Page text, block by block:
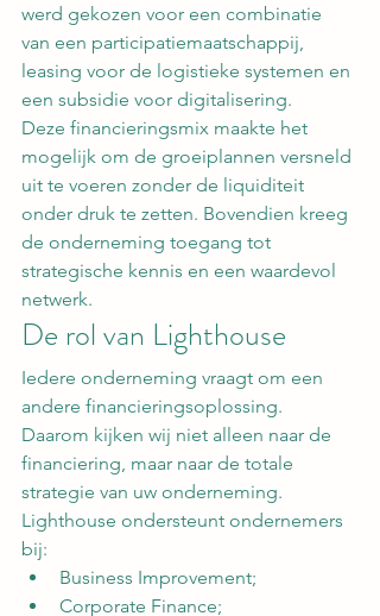
werd gekozen voor een combinatie
van een participatiemaatschappij,
leasing voor de logistieke systemen en
een subsidie voor digitalisering.
Deze financieringsmix maakte het
mogelijk om de groeiplannen versneld
uit te voeren zonder de liquiditeit
onder druk te zetten. Bovendien kreeg
de onderneming toegang tot
strategische kennis en een waardevol
netwerk.
De rol van Lighthouse
Iedere onderneming vraagt om een
andere financieringsoplossing.
Daarom kijken wij niet alleen naar de
financiering, maar naar de totale
strategie van uw onderneming.
Lighthouse ondersteunt ondernemers
bij:
Business Improvement;
Corporate Finance;